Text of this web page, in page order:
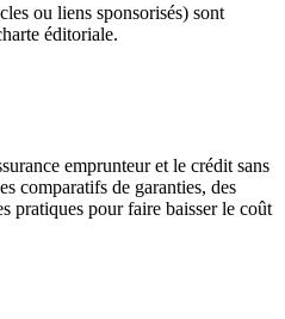
ou liens sponsorisés) sont
éditoriale.
emprunteur et le crédit sans
comparatifs de garanties, des
pratiques pour faire baisser le coût